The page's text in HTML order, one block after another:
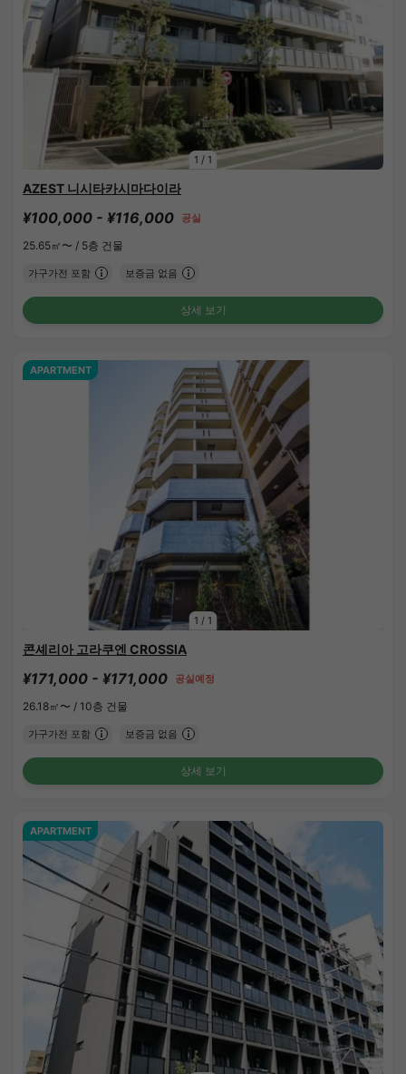
1 / 1
AZEST 니시타카시마다이라
¥100,000 - ¥116,000 공실
25.65㎡〜 / 5층 건물
가구가전 포함 보증금 없음
상세 보기
1 / 1
APARTMENT
콘셰리아 고라쿠엔 CROSSIA
¥171,000 - ¥171,000 공실예정
26.18㎡〜 / 10층 건물
가구가전 포함 보증금 없음
상세 보기
APARTMENT